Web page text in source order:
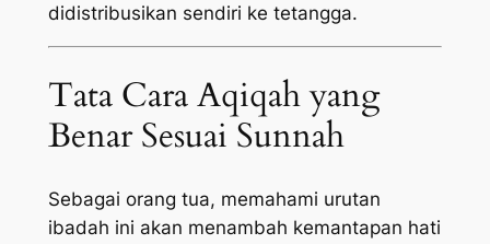
didistribusikan sendiri ke tetangga.
Tata Cara Aqiqah yang
Benar Sesuai Sunnah
Sebagai orang tua, memahami urutan
ibadah ini akan menambah kemantapan hati